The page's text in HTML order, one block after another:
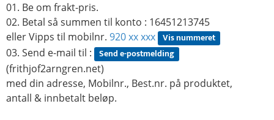
01. Be om frakt-pris.
02. Betal så summen til konto : 16451213745
eller Vipps til mobilnr. 920 xx xxx Vis nummeret
03. Send e-mail til : Send e-postmelding
(frithjof2arngren.net)
med din adresse, Mobilnr., Best.nr. på produktet,
antall & innbetalt beløp.